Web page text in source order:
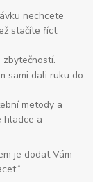
nechcete
stačíte říct
zbytečností.
sami dali ruku do
metody a
hladce a
je dodat Vám